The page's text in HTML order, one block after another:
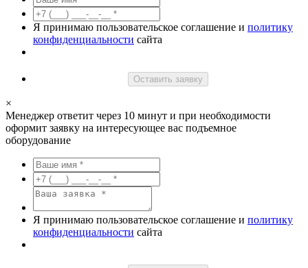
Я принимаю пользовательское соглашение и политику
конфиденциальности сайта
Оставить заявку
×
Менеджер ответит через 10 минут и при необходимости
оформит заявку на интересующее вас подъемное
оборудование
Я принимаю пользовательское соглашение и политику
конфиденциальности сайта